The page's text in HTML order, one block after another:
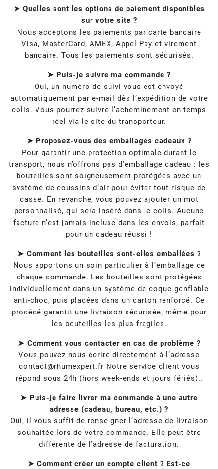
➤ Quelles sont les options de paiement disponibles
sur votre site ?
Nous acceptons les paiements par carte bancaire
Visa, MasterCard, AMEX, Appel Pay et virement
bancaire. Tous les paiements sont sécurisés.
➤ Puis-je suivre ma commande ?
Oui, un numéro de suivi vous est envoyé
automatiquement par e-mail dès l’expédition de votre
colis. Vous pourrez suivre l’acheminement en temps
réel via le site du transporteur.
➤ Proposez-vous des emballages cadeaux ?
Pour garantir une protection optimale durant le
transport, nous n’offrons pas d’emballage cadeau : les
bouteilles sont soigneusement protégées avec un
système de coussins d’air pour éviter tout risque de
casse. En revanche, vous pouvez ajouter un mot
personnalisé, qui sera inséré dans le colis. Aucune
facture n’est jamais incluse dans les envois, parfait
pour un cadeau réussi !
➤ Comment les bouteilles sont-elles emballées ?
Nous apportons un soin particulier à l’emballage de
chaque commande. Les bouteilles sont protégées
individuellement dans un système de coque gonflable
anti-choc, puis placées dans un carton renforcé. Ce
procédé garantit une livraison sécurisée, même pour
les bouteilles les plus fragiles.
➤ Comment vous contacter en cas de problème ?
Vous pouvez nous écrire directement à l’adresse
contact@rhumexpert.fr Notre service client vous
répond sous 24h (hors week-ends et jours fériés)..
➤ Puis-je faire livrer ma commande à une autre
adresse (cadeau, bureau, etc.) ?
Oui, il vous suffit de renseigner l’adresse de livraison
souhaitée lors de votre commande. Elle peut être
différente de l’adresse de facturation.
➤ Comment créer un compte client ? Est-ce